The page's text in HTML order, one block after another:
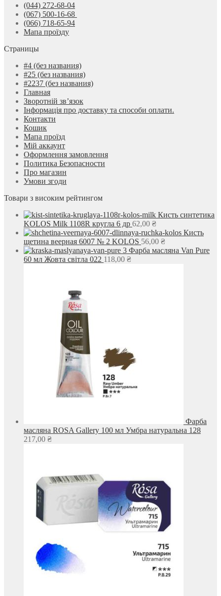
(044) 272-68-04
(067) 500-16-68
(066) 718-65-94
Мапа проїзду
Страницы
#4 (без названия)
#25 (без названия)
#2237 (без названия)
Главная
Зворотній зв’язок
Інформація про доставку та способи оплати.
Контакти
Кошик
Мапа проїзд
Мій аккаунт
Оформлення замовлення
Политика Безопасности
Про магазин
Умови згоди
Товари з високим рейтингом
Кисть синтетика
KOLOS Milk 1108R кругла 6 др 62,00 ₴
Кисть
щетина веерная 6007 № 2 KOLOS 56,00 ₴
Фарба масляна Van Pure
60 мл Жовта світла 022 118,00 ₴
Фарба
масляна ROSA Gallery 100 мл Умбра натуральна 128
217,00 ₴